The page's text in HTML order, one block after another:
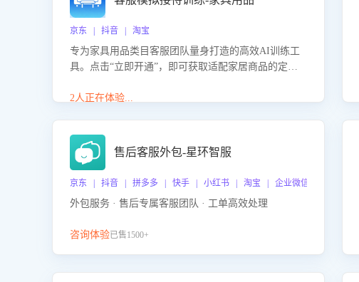
京东 | 抖音 | 淘宝
专为家具用品类目客服团队量身打造的高效AI训练工
具。点击“立即开通”，即可获取适配家居商品的定制
客服在家具用品功能、尺寸参数咨询等高频场景下的
2人正在体验...
售后客服外包-星环智服
京东 | 抖音 | 拼多多 | 快手 | 小红书 | 淘宝 | 企业微信
外包服务 · 售后专属客服团队 · 工单高效处理
咨询体验已售1500+